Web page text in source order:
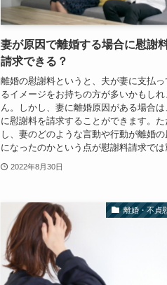
妻が原因で離婚する場合に慰謝
請求できる？
離婚の慰謝料というと、夫が妻に支払っ
るイメージをお持ちの方が多いかもしれ
ん。しかし、妻に離婚原因がある場合は
に慰謝料を請求することができます。た
し、妻のどのような言動や行動が離婚の
になったのかという点が慰謝料請求では
2022年8月30日
離婚・不貞